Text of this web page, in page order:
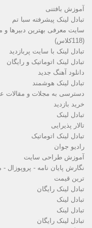
آموزش بافتنی
تبادل لینک پیشرفته سبا تم
سایت معرفی بهترین دبیرها
(118کلاس)
تبادل لینک با سایت پربازدید
تبادل لینک اتوماتیک و رایگان
دانلود آهنگ جدید
تبادل لینک هوشمند
دسترسی به مجلات و مقالات
خرید بازدید
تبادل لینک
تالار پذیرایی
تبادل لینک اتوماتیک
رادیو جوان
آموزش طراحی سایت
نگارش پایان نامه - پروپوزال
ترین قیمت
تبادل لینک رایگان
تبادل لینک
تبادل لینک
تبادل لینک رایگان